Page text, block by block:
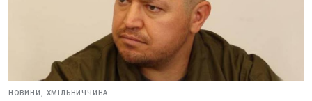
НОВИНИ, ХМІЛЬНИЧЧИНА